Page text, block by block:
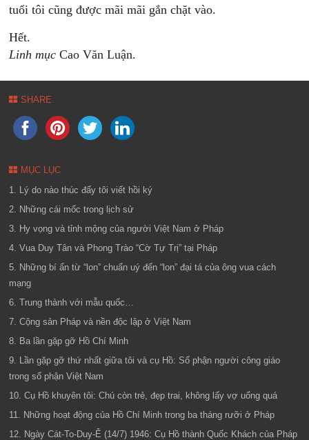
tuổi tôi cũng được mãi mãi gắn chặt vào.
Hết.
Linh mục Cao Văn Luận.
SHARE
MỤC LỤC
1. Lý do nào thúc đẩy tôi viết hồi ký
2. Những cái mốc trong lịch sử
3. Hy vọng và tỉnh mộng của người Việt Nam ở Pháp
4. Vua Duy Tân và Phong Trào “Cờ Tự Trị” tại Pháp
5. Những bí ẩn từ “lon” chuẩn uý đến “lon” đại tá của ông vua cách
mạng
6. Trung thành với mẫu quốc…
7. Cộng sản Pháp và nền độc lập ở Việt Nam
8. Ba lần gặp gỡ Hồ Chí Minh
9. Lần gặp gỡ thứ nhất giữa tôi và cụ Hồ: Số phận người công giáo
trong số phận Việt Nam
10. Cụ Hồ khuyên tôi: Chú còn trẻ, đẹp trai, không lấy vợ uổng quá
11. Những hoạt động của Hồ Chí Minh trong ba tháng rưỡi ở Pháp
12. Ngày Cát-To-Duy-Ê (14/7) 1946: Cụ Hồ thành Quốc Khách của Pháp